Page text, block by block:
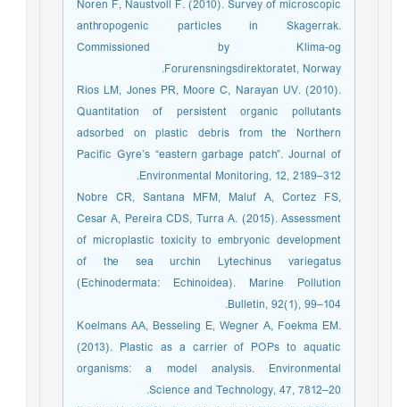
Noren F, Naustvoll F. (2010). Survey of microscopic
anthropogenic particles in Skagerrak.
Commissioned by Klima-og
Forurensningsdirektoratet, Norway.
Rios LM, Jones PR, Moore C, Narayan UV. (2010).
Quantitation of persistent organic pollutants
adsorbed on plastic debris from the Northern
Pacific Gyre’s “eastern garbage patch”. Journal of
Environmental Monitoring, 12, 2189–312.
Nobre CR, Santana MFM, Maluf A, Cortez FS,
Cesar A, Pereira CDS, Turra A. (2015). Assessment
of microplastic toxicity to embryonic development
of the sea urchin Lytechinus variegatus
(Echinodermata: Echinoidea). Marine Pollution
Bulletin, 92(1), 99–104.
Koelmans AA, Besseling E, Wegner A, Foekma EM.
(2013). Plastic as a carrier of POPs to aquatic
organisms: a model analysis. Environmental
Science and Technology, 47, 7812–20.